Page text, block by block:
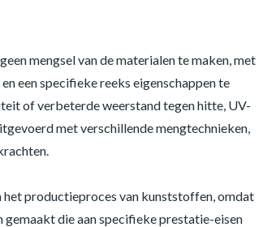
mengsel van de materialen te maken, met
een specifieke reeks eigenschappen te
of verbeterde weerstand tegen hitte, UV-
met verschillende mengtechnieken,
productieproces van kunststoffen, omdat
die aan specifieke prestatie-eisen